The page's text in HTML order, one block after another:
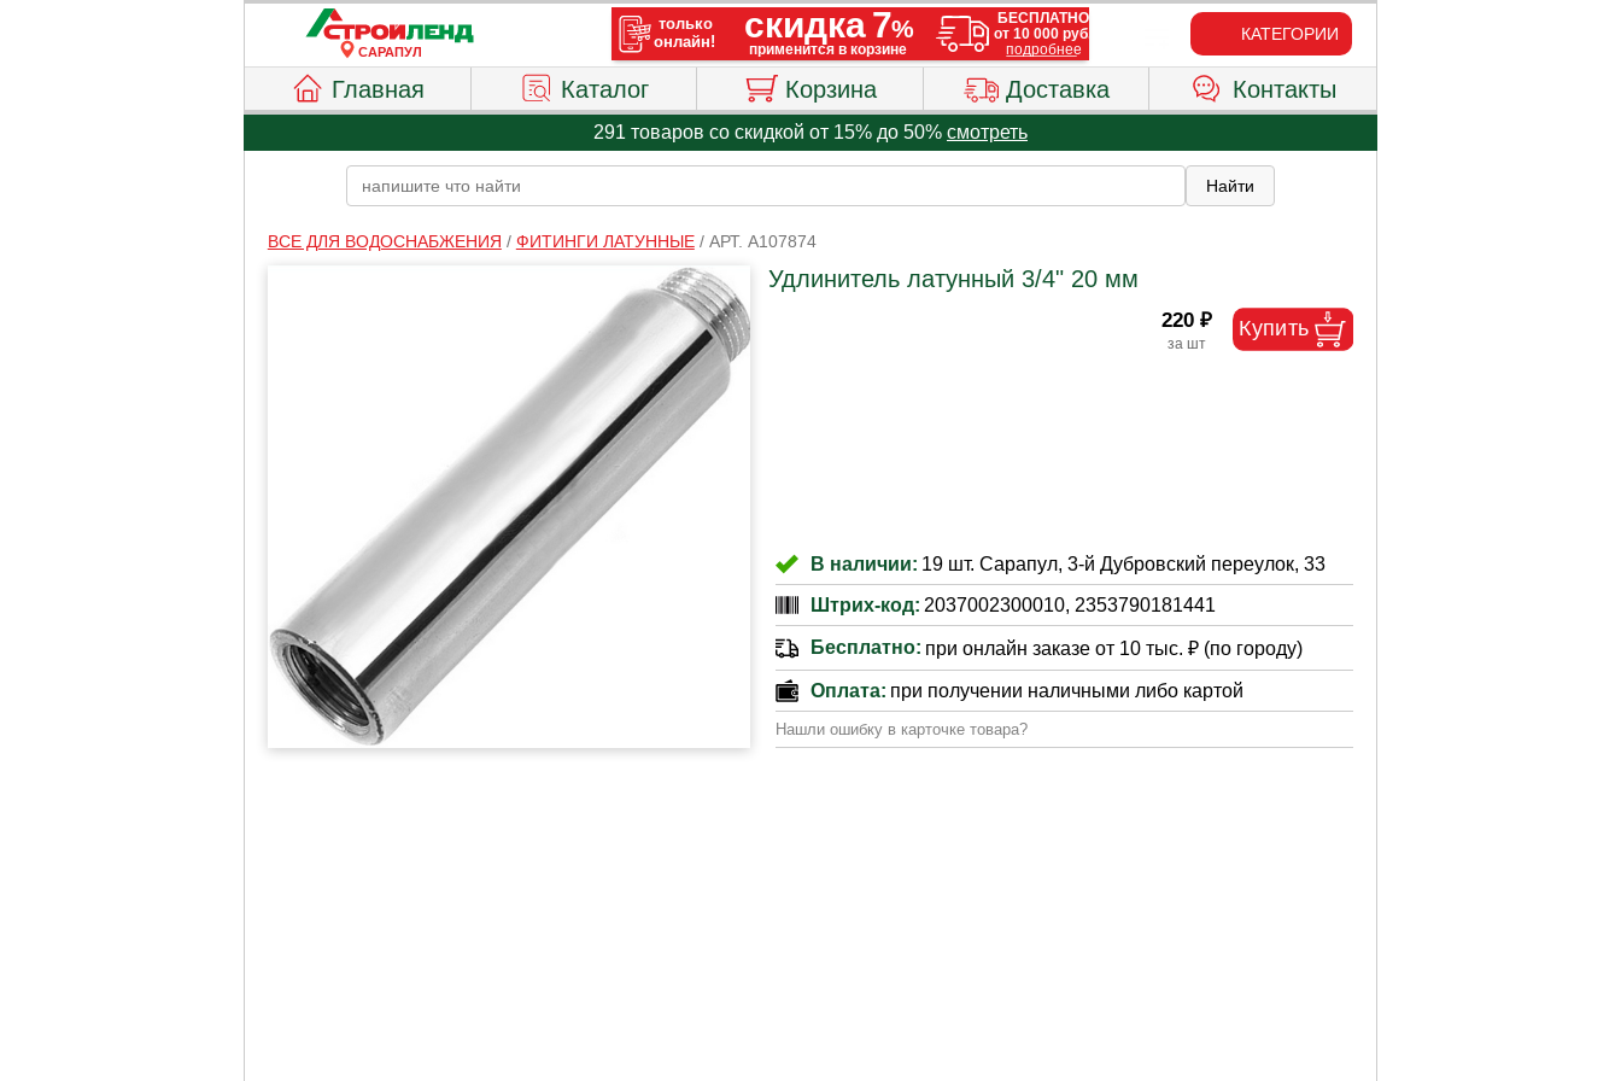
САРАПУЛ
КАТЕГОРИИ
Главная Каталог Корзина Доставка Контакты
291 товаров со скидкой от 15% до 50% смотреть
ВСЕ ДЛЯ ВОДОСНАБЖЕНИЯ / ФИТИНГИ ЛАТУННЫЕ/ АРТ. A107874
Удлинитель латунный 3/4" 20 мм
220 ₽
В наличии: 19 шт. Сарапул, 3-й Дубровский переулок, 33
Штрих-код: 2037002300010, 2353790181441
Бесплатно: при онлайн заказе от 10 тыс. ₽ (по городу)
Оплата: при получении наличными либо картой
Нашли ошибку в карточке товара?